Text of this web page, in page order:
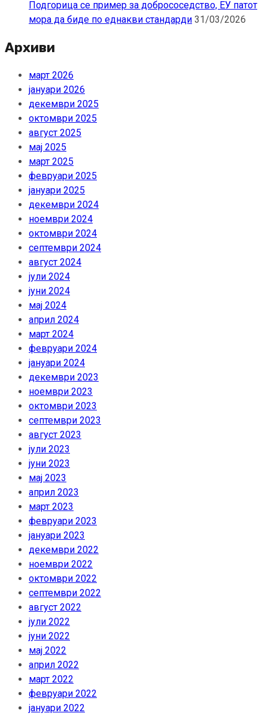
Подгорица се пример за добрососедство, ЕУ патот
мора да биде по еднакви стандарди 31/03/2026
Архиви
март 2026
јануари 2026
декември 2025
октомври 2025
август 2025
мај 2025
март 2025
февруари 2025
јануари 2025
декември 2024
ноември 2024
октомври 2024
септември 2024
август 2024
јули 2024
јуни 2024
мај 2024
април 2024
март 2024
февруари 2024
јануари 2024
декември 2023
ноември 2023
октомври 2023
септември 2023
август 2023
јули 2023
јуни 2023
мај 2023
април 2023
март 2023
февруари 2023
јануари 2023
декември 2022
ноември 2022
октомври 2022
септември 2022
август 2022
јули 2022
јуни 2022
мај 2022
април 2022
март 2022
февруари 2022
јануари 2022